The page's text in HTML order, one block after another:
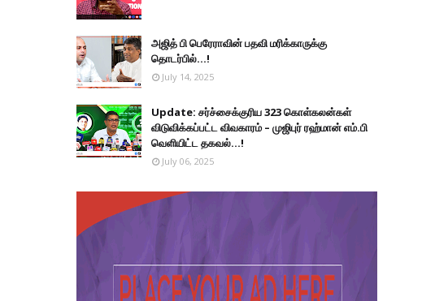
அஜித் பி பெரேராவின் பதவி மரிக்காருக்கு
தொடர்பில்...!
July 14, 2025
Update: சர்ச்சைக்குரிய 323 கொள்கலன்கள்
விடுவிக்கப்பட்ட விவகாரம் – முஜிபுர் ரஹ்மான் எம்.பி
வெளியிட்ட தகவல்...!
July 06, 2025